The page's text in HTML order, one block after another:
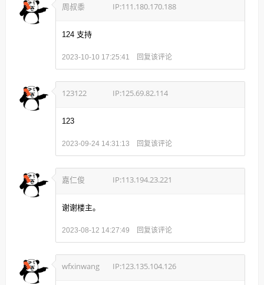
周叔黍 IP:111.180.170.188
124 支持
2023-10-10 17:25:41 回复该评论
123122 IP:125.69.82.114
123
2023-09-24 14:31:13 回复该评论
嘉仁俊 IP:113.194.23.221
谢谢楼主。
2023-08-12 14:27:49 回复该评论
wfxinwang IP:123.135.104.126